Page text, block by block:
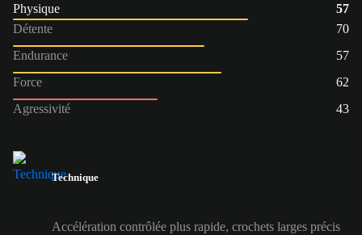
Physique
57
Détente
70
Endurance
57
Force
62
Agressivité
43
Technique
Accélération contrôlée plus rapide, crochets larges précis